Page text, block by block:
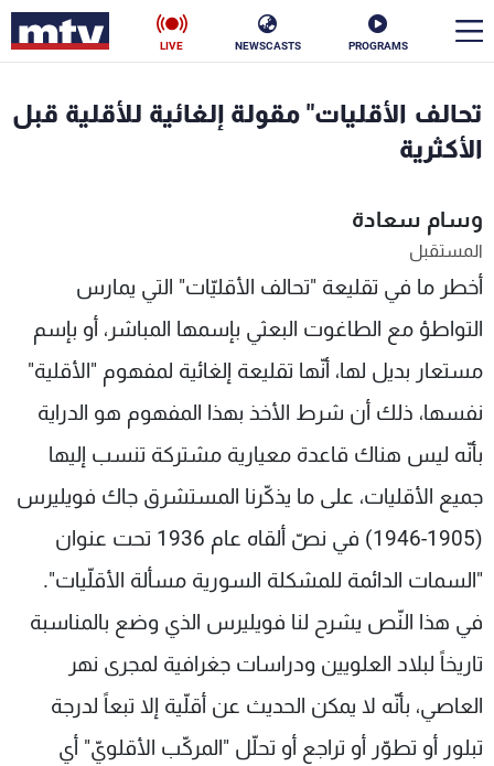
PROGRAMS
NEWSCASTS
LIVE
تحالف الأقليات" مقولة إلغائية للأقلية قبل
الأكثرية
وسام سعادة
المستقبل
أخطر ما في تقليعة "تحالف الأقليّات" التي يمارس
التواطؤ مع الطاغوت البعثي بإسمها المباشر، أو بإسم
مستعار بديل لها، أنّها تقليعة إلغائية لمفهوم "الأقلية"
نفسها، ذلك أن شرط الأخذ بهذا المفهوم هو الدراية
بأنّه ليس هناك قاعدة معيارية مشتركة تنسب إليها
جميع الأقليات، على ما يذكّرنا المستشرق جاك فويليرس
(1905-1946) في نصّ ألقاه عام 1936 تحت عنوان
"السمات الدائمة للمشكلة السورية مسألة الأقلّيات".
في هذا النّص يشرح لنا فويليرس الذي وضع بالمناسبة
تاريخاً لبلاد العلويين ودراسات جغرافية لمجرى نهر
العاصي، بأنّه لا يمكن الحديث عن أقلّية إلا تبعاً لدرجة
تبلور أو تطوّر أو تراجع أو تحلّل "المركّب الأقلويّ" أي
الأخبار
إقتصاد
منوعات رياضة
البرامج
جدول البرامج
شاهد البرامج
الترددات
عن MTV
الإنـتـاج
لاعلاناتكم
وظائف
شروط الإسـتخدام
سياسة الخصوصية